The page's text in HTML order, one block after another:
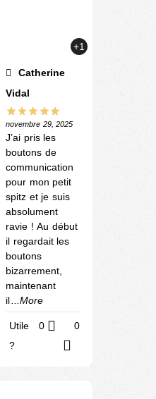
+1
Catherine
Vidal
novembre 29, 2025
J’ai pris les
boutons de
communication
pour mon petit
spitz et je suis
absolument
ravie ! Au début
il regardait les
boutons
bizarrement,
maintenant
il
...More
Utile
?
0 0